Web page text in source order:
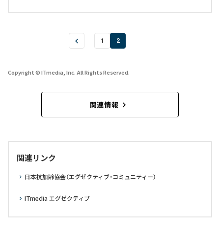
1 2
Copyright © ITmedia, Inc. All Rights Reserved.
関連情報
関連リンク
日本抗加齢協会（エグゼクティブ・コミュニティー）
ITmedia エグゼクティブ